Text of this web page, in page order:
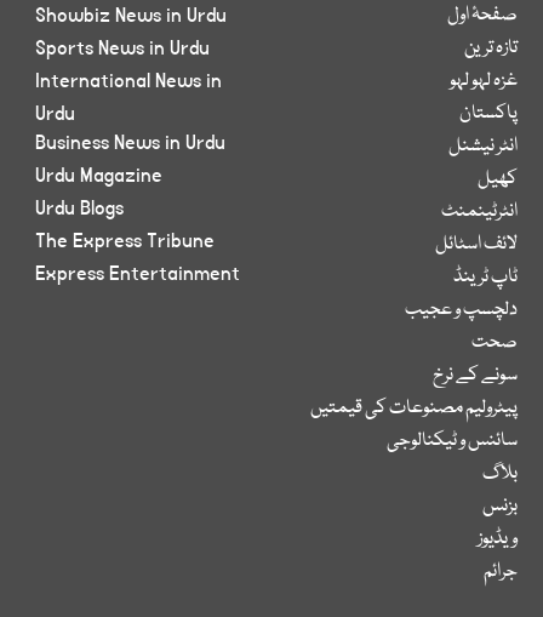
صفحۂ اول
تازہ ترین
غزہ لہو لہو
پاکستان
انٹر نیشنل
کھیل
انٹرٹینمنٹ
لائف اسٹائل
ٹاپ ٹرینڈ
دلچسپ و عجیب
صحت
سونے کے نرخ
پیٹرولیم مصنوعات کی قیمتیں
سائنس و ٹیکنالوجی
بلاگ
بزنس
ویڈیوز
جرائم
Showbiz News in Urdu
Sports News in Urdu
International News in
Urdu
Business News in Urdu
Urdu Magazine
Urdu Blogs
The Express Tribune
Express Entertainment